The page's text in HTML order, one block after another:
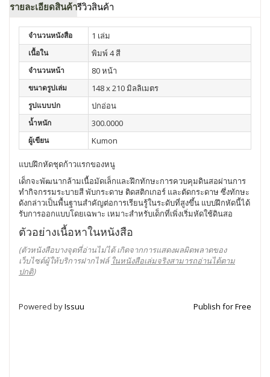
รายละเอียดสินค้ารีวิวสินค้า
จำนวนหนังสือ 1 เล่ม
เนื้อใน พิมพ์ 4 สี
จำนวนหน้า 80 หน้า
ขนาดรูปเล่ม 148 x 210 มิลลิเมตร
รูปแบบปก ปกอ่อน
น้ำหนัก 300.0000
ผู้เขียน Kumon
แบบฝึกหัดชุดก้าวแรกของหนู
เด็กจะพัฒนากล้ามเนื้อมัดเล็กและฝึกทักษะการควบคุมดินสอผ่านการ
ทำกิจกรรมระบายสี พับกระดาษ ติดสติกเกอร์ และตัดกระดาษ ซึ่งทักษะ
ดังกล่าวเป็นพื้นฐานสำคัญต่อการเรียนรู้ในระดับที่สูงขึ้น แบบฝึกหัดนี้ได้
รับการออกแบบโดยเฉพาะ เหมาะสำหรับเด็กที่เพิ่งเริ่มหัดใช้ดินสอ
ตัวอย่างเนื้อหาในหนังสือ
(ตัวหนังสือบางจุดที่อ่านไม่ได้ เกิดจากการแสดงผลผิดพลาดของ
เว็บไซต์ผู้ให้บริการฝากไฟล์ ในหนังสือเล่มจริงสามารถอ่านได้ตาม
ปกติ)
Powered byIssuu Publish for Free